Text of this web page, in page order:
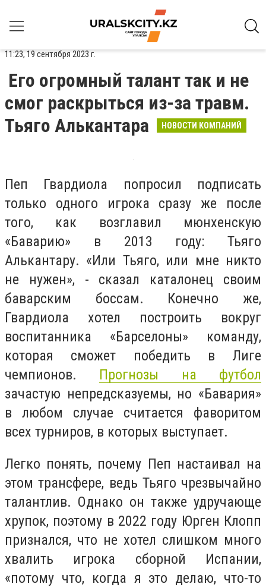
11:23, 19 сентября 2023 г.
Его огромный талант так и не
смог раскрыться из-за травм.
Тьяго Алькантара
НОВОСТИ КОМПАНИЙ
Пеп Гвардиола попросил подписать
только одного игрока сразу же после
того, как возглавил мюнхенскую
«Баварию» в 2013 году: Тьяго
Алькантару. «Или Тьяго, или мне никто
не нужен», - сказал каталонец своим
баварским боссам. Конечно же,
Гвардиола хотел построить вокруг
воспитанника «Барселоны» команду,
которая сможет победить в Лиге
чемпионов. Прогнозы на футбол
зачастую непредсказуемы, но «Бавария»
в любом случае считается фаворитом
всех турниров, в которых выступает.
Легко понять, почему Пеп настаивал на
этом трансфере, ведь Тьяго чрезвычайно
талантлив. Однако он также удручающе
хрупок, поэтому в 2022 году Юрген Клопп
признался, что не хотел слишком много
хвалить игрока сборной Испании,
«потому что, когда я это делаю, что-то